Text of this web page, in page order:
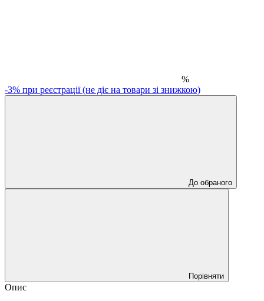
%
-3% при реєстрації (не діє на товари зі знижкою)
До обраного
Порівняти
Опис